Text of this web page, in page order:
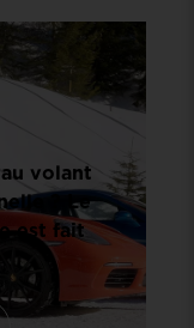
volant
? Le
est fait